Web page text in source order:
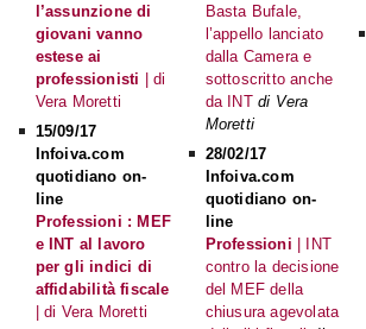
l’assunzione di
giovani vanno
estese ai
professionisti | di
Vera Moretti
15/09/17
Infoiva.com
quotidiano on-
line
Professioni : MEF
e INT al lavoro
per gli indici di
affidabilità fiscale
| di Vera Moretti
Basta Bufale,
l’appello lanciato
dalla Camera e
sottoscritto anche
da INT di Vera
Moretti
28/02/17
Infoiva.com
quotidiano on-
line
Professioni | INT
contro la decisione
del MEF della
chiusura agevolata